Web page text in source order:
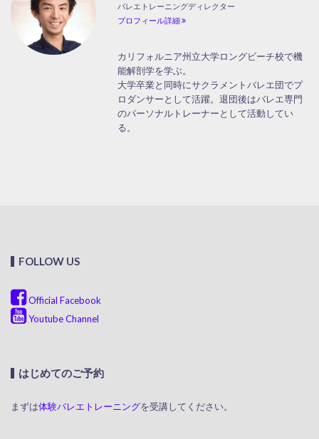
バレエトレーニングディレクター
プロフィール詳細
カリフォルニア州立大学ロングビーチ校で機
能解剖学を学ぶ。
大学卒業と同時にサクラメントバレエ団でプ
ロダンサーとして活躍。退団後はバレエ専門
のパーソナルトレーナーとして活動してい
る。
FOLLOW US
Official Facebook
Youtube Channel
はじめてのご予約
まずは体験バレエトレーニングを受講してください。